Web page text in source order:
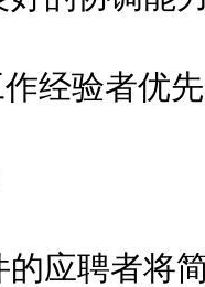
验者优先
聘者将简